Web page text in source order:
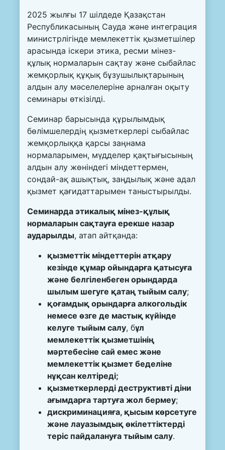
2025 жылғы 17 шілдеде Қазақстан
Республикасының Сауда және интеграция
министрлігінде мемлекеттік қызметшілер
арасында іскери этика, ресми мінез-
құлық нормаларын сақтау және сыбайлас
жемқорлық құқық бұзушылықтарының
алдын алу мәселелеріне арналған оқыту
семинары өткізілді.
Семинар барысында құрылымдық
бөлімшелердің қызметкерлері сыбайлас
жемқорлыққа қарсы заңнама
нормаларымен, мүдделер қақтығысының
алдын алу жөніндегі міндеттермен,
сондай-ақ ашықтық, заңдылық және адал
қызмет қағидаттарымен таныстырылды.
Семинарда этикалық мінез-құлық
нормаларын сақтауға ерекше назар
аударылды, атап айтқанда:
қызметтік міндеттерін атқару
кезінде құмар ойындарға қатысуға
және белгіленбеген орындарда
шылым шегуге қатаң тыйым салу;
қоғамдық орындарға алкогольдік
немесе өзге де мастық күйінде
келуге тыйым салу, бұл
мемлекеттік қызметшінің
мәртебесіне сай емес және
мемлекеттік қызмет беделіне
нұқсан келтіреді;
қызметкерлерді деструктивті діни
ағымдарға тартуға жол бермеу;
дискриминацияға, қысым көрсетуге
және лауазымдық өкілеттіктерді
теріс пайдалануға тыйым салу.